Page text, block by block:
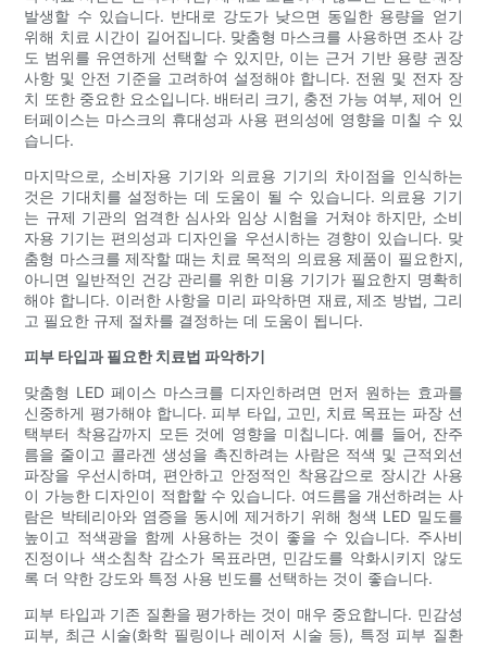
발생할 수 있습니다. 반대로 강도가 낮으면 동일한 용량을 얻기
위해 치료 시간이 길어집니다. 맞춤형 마스크를 사용하면 조사 강
도 범위를 유연하게 선택할 수 있지만, 이는 근거 기반 용량 권장
사항 및 안전 기준을 고려하여 설정해야 합니다. 전원 및 전자 장
치 또한 중요한 요소입니다. 배터리 크기, 충전 가능 여부, 제어 인
터페이스는 마스크의 휴대성과 사용 편의성에 영향을 미칠 수 있
습니다.
마지막으로, 소비자용 기기와 의료용 기기의 차이점을 인식하는
것은 기대치를 설정하는 데 도움이 될 수 있습니다. 의료용 기기
는 규제 기관의 엄격한 심사와 임상 시험을 거쳐야 하지만, 소비
자용 기기는 편의성과 디자인을 우선시하는 경향이 있습니다. 맞
춤형 마스크를 제작할 때는 치료 목적의 의료용 제품이 필요한지,
아니면 일반적인 건강 관리를 위한 미용 기기가 필요한지 명확히
해야 합니다. 이러한 사항을 미리 파악하면 재료, 제조 방법, 그리
고 필요한 규제 절차를 결정하는 데 도움이 됩니다.
피부 타입과 필요한 치료법 파악하기
맞춤형 LED 페이스 마스크를 디자인하려면 먼저 원하는 효과를
신중하게 평가해야 합니다. 피부 타입, 고민, 치료 목표는 파장 선
택부터 착용감까지 모든 것에 영향을 미칩니다. 예를 들어, 잔주
름을 줄이고 콜라겐 생성을 촉진하려는 사람은 적색 및 근적외선
파장을 우선시하며, 편안하고 안정적인 착용감으로 장시간 사용
이 가능한 디자인이 적합할 수 있습니다. 여드름을 개선하려는 사
람은 박테리아와 염증을 동시에 제거하기 위해 청색 LED 밀도를
높이고 적색광을 함께 사용하는 것이 좋을 수 있습니다. 주사비
진정이나 색소침착 감소가 목표라면, 민감도를 악화시키지 않도
록 더 약한 강도와 특정 사용 빈도를 선택하는 것이 좋습니다.
피부 타입과 기존 질환을 평가하는 것이 매우 중요합니다. 민감성
피부, 최근 시술(화학 필링이나 레이저 시술 등), 특정 피부 질환